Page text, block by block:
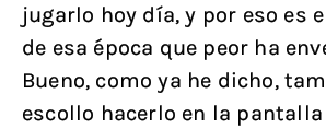
jugarlo hoy día, y por eso es
de esa época que peor ha
Bueno, como ya he dicho,
escollo hacerlo en la